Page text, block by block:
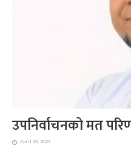
उपनिर्वाचनको मत
April 26, 2023